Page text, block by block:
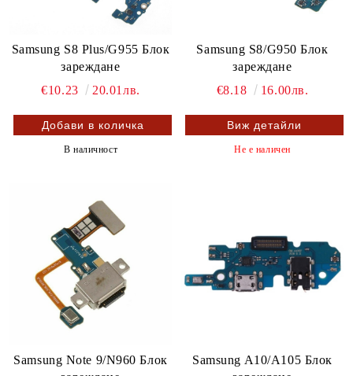
Samsung S8 Plus/G955 Блок
зареждане
€10.23
20.01лв.
В наличност
Samsung S8/G950 Блок
зареждане
€8.18
16.00лв.
Виж детайли
Не е наличен
Samsung Note 9/N960 Блок
Samsung A10/A105 Блок